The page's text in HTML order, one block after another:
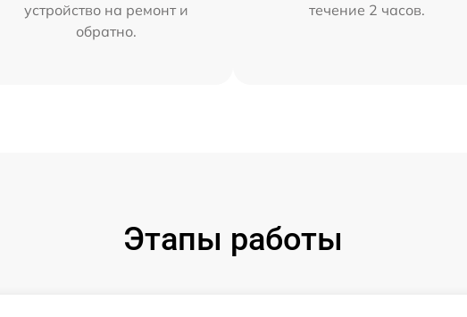
устройство на ремонт и
обратно.
течение 2 часов.
Этапы работы